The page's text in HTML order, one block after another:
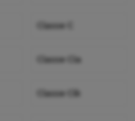
Classe C
Classe Cla
Classe Clk